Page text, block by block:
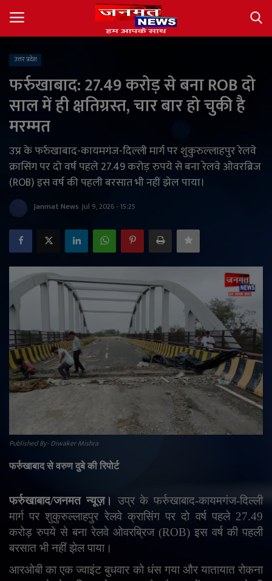
About
देश
अंतर्राष्ट्रीय
राज्य
खेल
राजनीति
अपराध
ज्योतिष
व्यापार
ई-पेपर
Language
English Arabic
उत्तर प्रदेश
फर्रुखाबाद: 27.49 करोड़ से बना ROB दो
साल में ही क्षतिग्रस्त, चार बार हो चुकी है
मरम्मत
उप्र के फर्रुखाबाद-कायमगंज-दिल्ली मार्ग पर शुकुरुल्लाहपुर रेलवे
क्रासिंग पर दो वर्ष पहले 27.49 करोड़ रुपये से बना रेलवे ओवरब्रिज
(ROB) इस वर्ष की पहली बरसात भी नहीं झेल पाया।
Janmat News Jul 9, 2026 - 15:25
Published By- Diwaker Mishra
फर्रुखाबाद से वरुण दुबे की रिपोर्ट
फर्रुखाबाद/जनमत न्यूज़। उप्र के फर्रुखाबाद-कायमगंज-दिल्ली
मार्ग पर शुकुरुल्लाहपुर रेलवे क्रासिंग पर दो वर्ष पहले 27.49
करोड़ रुपये से बना रेलवे ओवरब्रिज (ROB) इस वर्ष की पहली
बरसात भी नहीं झेल पाया।
आरओबी का एक ज्वाइंट बुधवार को धंस गया और यातायात रोकना